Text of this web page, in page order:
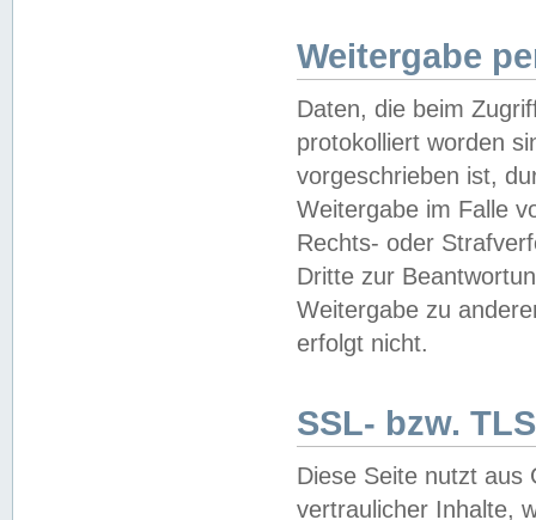
Weitergabe
Daten, die beim
protokolliert worden
vorgeschrieben ist,
Weitergabe im Falle
Rechts- oder
Dritte zur
Weitergabe zu
erfolgt nicht.
SSL- bzw.
Diese Seite nutzt aus
vertraulicher Inhalte,